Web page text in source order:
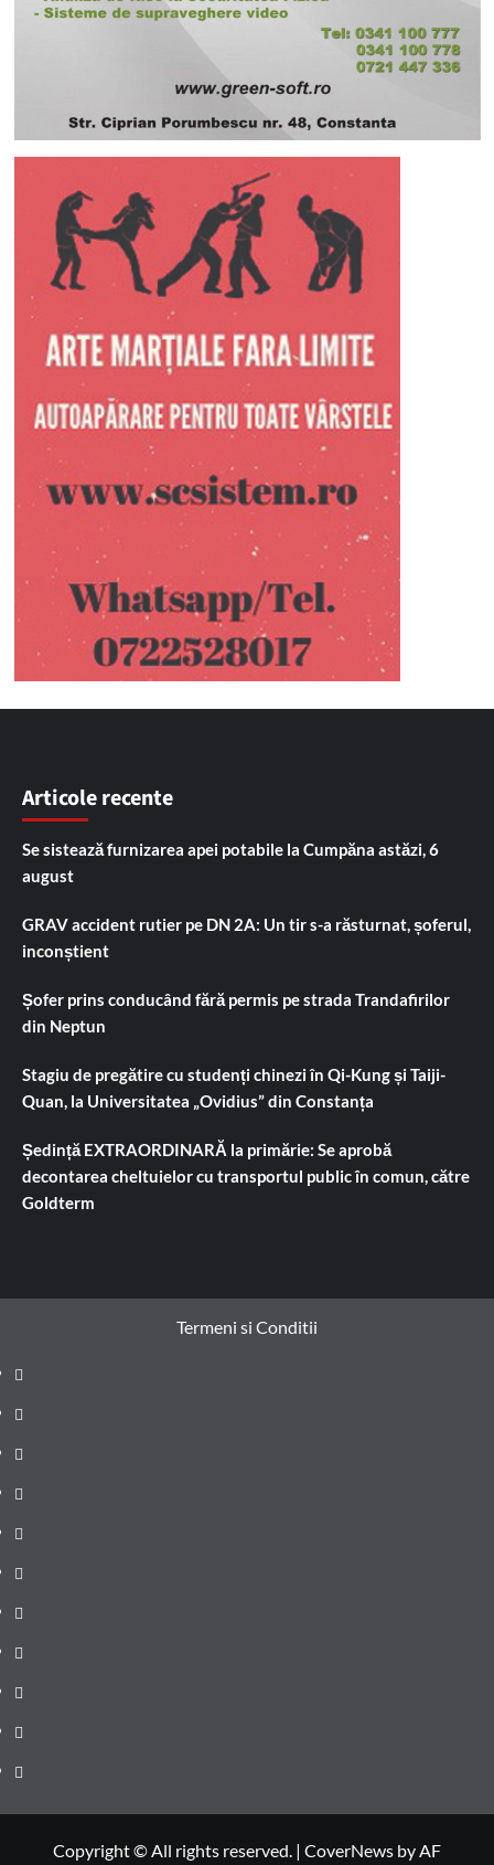
Articole recente
Se sistează furnizarea apei potabile la Cumpăna astăzi, 6
august
GRAV accident rutier pe DN 2A: Un tir s-a răsturnat, șoferul,
inconștient
Șofer prins conducând fără permis pe strada Trandafirilor
din Neptun
Stagiu de pregătire cu studenți chinezi în Qi-Kung și Taiji-
Quan, la Universitatea „Ovidius” din Constanța
Ședință EXTRAORDINARĂ la primărie: Se aprobă
decontarea cheltuielor cu transportul public în comun, către
Goldterm
Termeni si Conditii
Prima
pagină
Știri
de
ultima
Administrație
locală
Actualitate
Justiție
Cultura
Sănătate
Litoral
Joburi
Politică
Comunicate
Copyright © All rights reserved. | CoverNews by AF